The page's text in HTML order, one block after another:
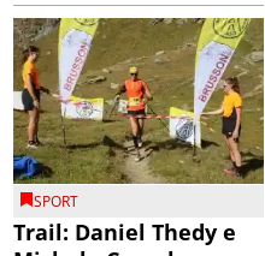
SPORT
Trail: Daniel Thedy e